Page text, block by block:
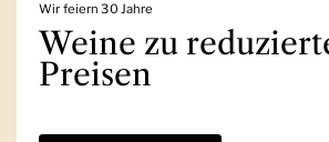
Wir feiern 30 Jahre
Weine zu
Preisen